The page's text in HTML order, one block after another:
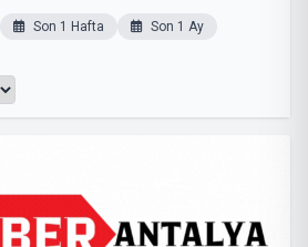
Son 1 Hafta
Son 1 Ay